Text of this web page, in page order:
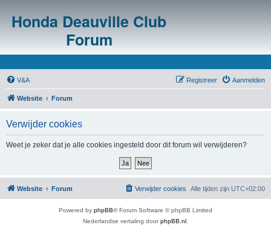
Honda Deauville Club
Forum
V&A Aanmelden
Registreer
Website Forum
Verwijder cookies
Weet je zeker dat je alle cookies ingesteld door dit forum wil verwijderen?
Website Forum Alle tijden zijn UTC+02:00
Verwijder cookies
Powered by phpBB® Forum Software © phpBB Limited
Nederlandse vertaling doorphpBB.nl